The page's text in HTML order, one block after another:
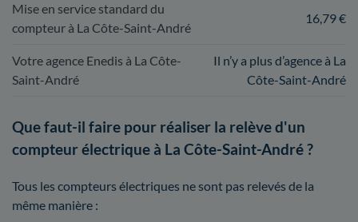
Mise en service standard du
compteur à La Côte-Saint-André
16,79 €
Votre agence Enedis à La Côte-
Saint-André
Il n’y a plus d’agence à La
Côte-Saint-André
Que faut-il faire pour réaliser la relève d'un
compteur électrique à La Côte-Saint-André ?
Tous les compteurs électriques ne sont pas relevés de la
même manière :